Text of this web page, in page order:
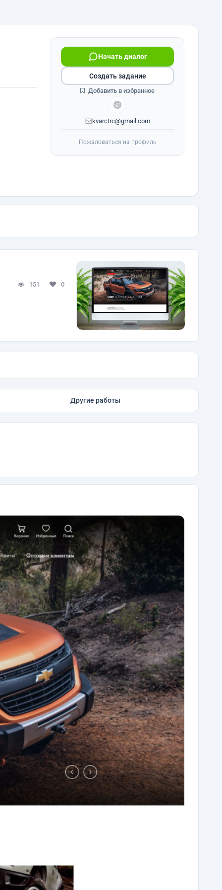
Начать диалог
kvarctrc@gmail.com
Создать задание
Добавить в избранное
Пожаловаться на профиль
151 0
Другие работы